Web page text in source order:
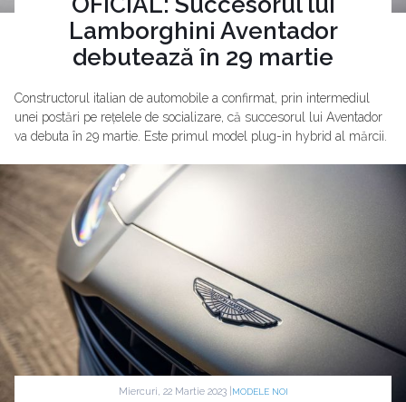
Lamborghini Aventador
debutează în 29 martie
Constructorul italian de automobile a confirmat, prin intermediul
unei postări pe rețelele de socializare, că succesorul lui Aventador
va debuta în 29 martie. Este primul model plug-in hybrid al mărcii.
Miercuri, 22 Martie 2023 | MODELE NOI